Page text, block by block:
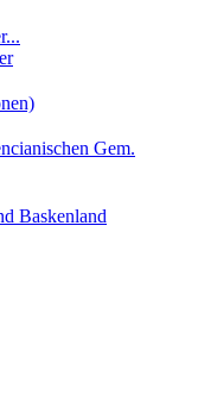
Gem.
Baskenland